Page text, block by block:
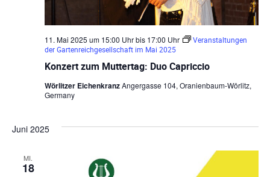
Konzert zum Muttertag: Duo Capriccio
11. Mai 2025 um 15:00 Uhrbis 17:00 Uhr
Veranstaltungen
der Gartenreichgesellschaft im Mai 2025
Wörlitzer EichenkranzAngergasse 104, Oranienbaum-Wörlitz,
Germany
Juni 2025
MI.
18